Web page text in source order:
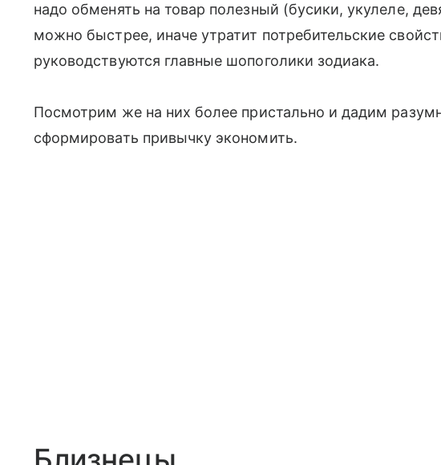
надо обменять на товар полезный (бусики, укулеле,
можно быстрее, иначе утратит потребительские
руководствуются главные шопоголики зодиака.
Посмотрим же на них более пристально и дадим
сформировать привычку экономить.